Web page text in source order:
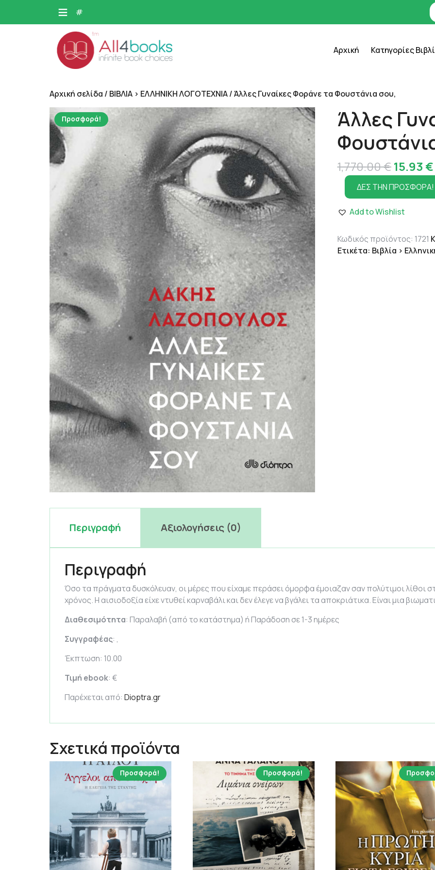
#
Αρχική Κατηγορίες
Αρχική σελίδα / ΒΙΒΛΙΑ > ΕΛΛΗΝΙΚΗ ΛΟΓΟΤΕΧΝΙΑ/ Άλλες Γυναίκες Φοράνε τα Φουστάνια σου,
Προσφορά!
Άλλες
1,770.00€Original
price
was:
1,770.00
15.93 €Η
ΔΕΣ ΤΗΝ ΠΡΟΣΦΟΡΑ!
Add to Wishlist
Κωδικός προϊόντος: 1721
Ετικέτα: Βιβλία >
Περιγραφή Αξιολογήσεις (0)
Περιγραφή
Όσο τα πράγματα δυσκόλευαν, οι μέρες που είχαμε περάσει όμορφα έμοιαζαν σαν πολύτιμοι λίθοι
χρόνος. Η αισιοδοξία είχε ντυθεί καρναβάλι και δεν έλεγε να βγάλει τα αποκριάτικα. Είναι μια
Διαθεσιμότητα: Παραλαβή (από το κατάστημα) ή Παράδοση σε 1-3 ημέρες
Συγγραφέας: ,
Έκπτωση: 10.00
Τιμή ebook: €
Παρέχεται από: Dioptra.gr
Σχετικά προϊόντα
Προσφορά! Προσφορά!